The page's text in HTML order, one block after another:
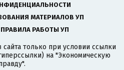
МАТЕРИАЛОВ УП
РАБОТЫ УП
только при условии ссылки
на "Экономическую